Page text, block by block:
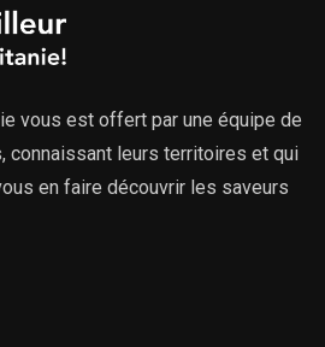
vous est offert par une équipe de
leurs territoires et qui
en faire découvrir les saveurs